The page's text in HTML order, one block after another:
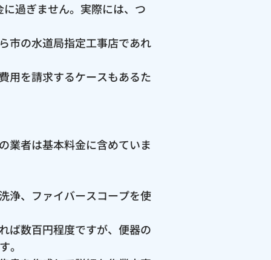
過ぎません。実際には、つ
市の水道局指定工事店であれ
用を請求するケースもあるた
業者は基本料金に含めていま
浄、ファイバースコープを使
ば数百円程度ですが、便器の
。